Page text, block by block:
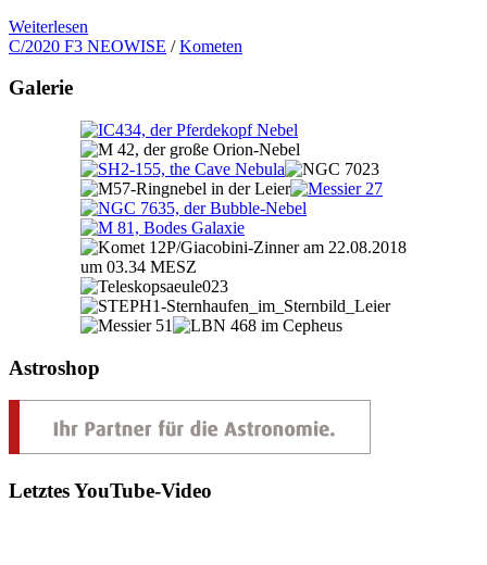
Weiterlesen
C/2020 F3 NEOWISE /Kometen
Galerie
Astroshop
Letztes YouTube-Video